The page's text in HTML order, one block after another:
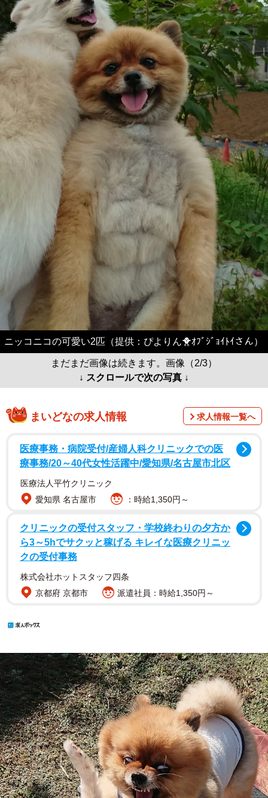
ニッコニコの可愛い2匹（提供：ぴよりん🐥ｵﾌﾞｼﾞｮｲﾄｲさん）
まだまだ画像は続きます。画像（2/3）
↓ スクロールで次の写真 ↓
まいどなの求人情報 求人情報一覧へ
医療事務・病院受付/産婦人科クリニックでの医
療事務/20～40代女性活躍中/愛知県/名古屋市北区
医療法人平竹クリニック
愛知県 名古屋市
：時給1,350円～
クリニックの受付スタッフ・学校終わりの夕方か
ら3～5hでサクッと稼げる キレイな医療クリニッ
クの受付事務
株式会社ホットスタッフ四条
京都府 京都市
派遣社員：時給1,350円～